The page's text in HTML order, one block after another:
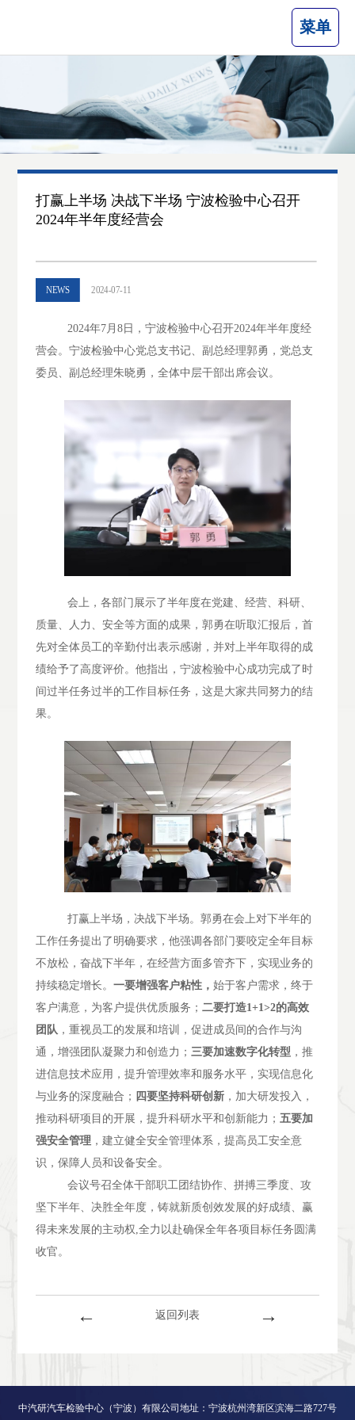
菜单
打赢上半场 决战下半场 宁波检验中心召开
2024年半年度经营会
NEWS 2024-07-11
2024年7月 8日，宁波检验中心召开2024年半年度经
营会。宁波检验中心党总支书记、副总经理郭勇，党总支
委员、副总经理朱晓勇，全体中层干部出席会议。
会上，各部门展示了半年度在党建、经营、科研、
质量、人力、安全等方面的成果，郭勇在听取汇报后，首
先对全体员工的辛勤付出表示感谢，并对上半年取得的成
绩给予了高度评价。他指出，宁波检验中心成功完成了时
间过半任务过半的工作目标任务，这是大家共同努力的结
果。
打赢上半场，决战下半场。郭勇在会上对下半年的
工作任务提出了明确要求，他强调各部门要咬定全年目标
不放松，奋战下半年，在经营方面多管齐下，实现业务的
持续稳定增长。 一要增强客户粘性， 始于客户需求，终于
客户满意，为客户提供优质服务； 二要打造1+1>2的高效
团队，重视员工的发展和培训，促进成员间的合作与沟
通，增强团队凝聚力和创造力； 三要加速数字化转型 ，推
进信息技术应用，提升管理效率和服务水平，实现信息化
与业务的深度融合； 四要坚持科研创新，加大研发投入，
推动科研项目的开展，提升科研水平和创新能力； 五要加
强安全管理，建立健全安全管理体系，提高员工安全意
识，保障人员和设备安全。
会议号召全体干部职工团结协作、拼搏三季度、攻
坚下半年、决胜全年度，铸就新质创效发展的好成绩、赢
得未来发展的主动权,全力以赴确保全年各项目标任务圆满
收官。
← 返回列表 →
中汽研汽车检验中心（宁波）有限公司地址：宁波杭州湾新区滨海二路727号